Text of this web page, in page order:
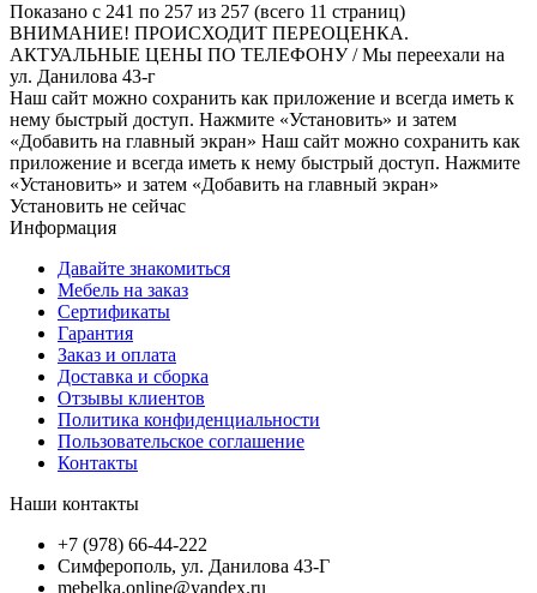
Показано с 241 по 257 из 257 (всего 11 страниц)
ВНИМАНИЕ! ПРОИСХОДИТ ПЕРЕОЦЕНКА.
АКТУАЛЬНЫЕ ЦЕНЫ ПО ТЕЛЕФОНУ / Мы переехали на
ул. Данилова 43-г
Наш сайт можно сохранить как приложение и всегда иметь к
нему быстрый доступ. Нажмите «Установить» и затем
«Добавить на главный экран» Наш сайт можно сохранить как
приложение и всегда иметь к нему быстрый доступ. Нажмите
«Установить» и затем «Добавить на главный экран»
Установить не сейчас
Информация
Давайте знакомиться
Мебель на заказ
Сертификаты
Гарантия
Заказ и оплата
Доставка и сборка
Отзывы клиентов
Политика конфиденциальности
Пользовательское соглашение
Контакты
Наши контакты
+7 (978) 66-44-222
Симферополь, ул. Данилова 43-Г
mebelka.online@yandex.ru